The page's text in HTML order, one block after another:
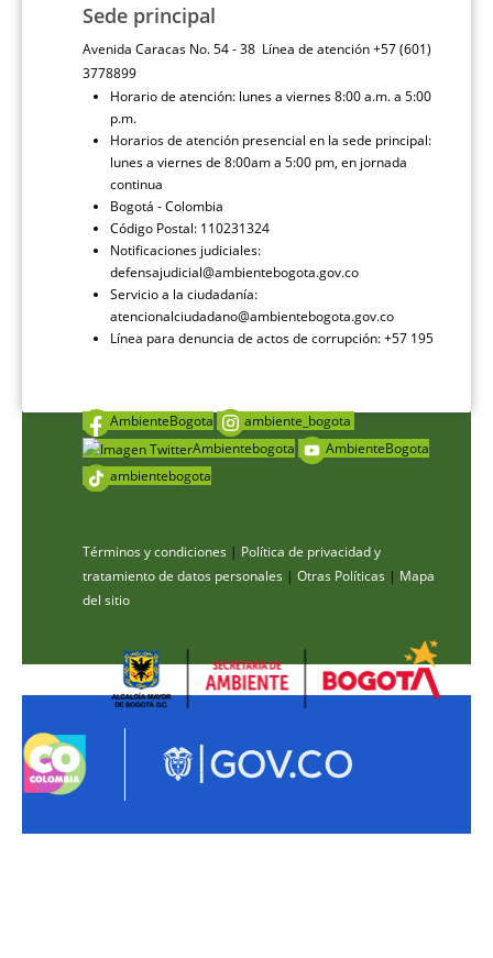
Sede principal
Avenida Caracas No. 54 - 38 Línea de atención +57 (601)
3778899
Horario de atención: lunes a viernes 8:00 a.m. a 5:00
p.m.
Horarios de atención presencial en la sede principal:
lunes a viernes de 8:00am a 5:00 pm, en jornada
continua
Bogotá - Colombia
Código Postal: 110231324
Notificaciones judiciales:
defensajudicial@ambientebogota.gov.co
Servicio a la ciudadanía:
atencionalciudadano@ambientebogota.gov.co
Línea para denuncia de actos de corrupción: +57 195
AmbienteBogota
ambiente_bogota
Ambientebogota
AmbienteBogota
ambientebogota
Términos y condiciones | Política de privacidad y
tratamiento de datos personales | Otras Políticas | Mapa
del sitio